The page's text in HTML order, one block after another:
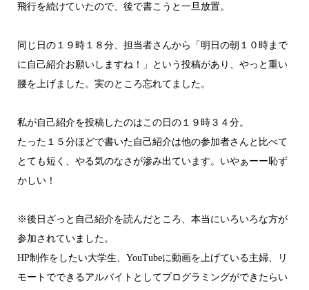
飛行を続けていたので、後で書こうと一旦放置。
同じ日の１９時１８分、担当者さんから「明日の朝１０時まで
に自己紹介お願いしますね！」という投稿があり、やっと重い
腰を上げました。実のところ忘れてました。
私が自己紹介を投稿したのはこの日の１９時３４分。
たった１５分ほどで書いた自己紹介は他の参加者さんと比べて
とても短く、やる気のなさが滲み出ています。いやぁーー恥ず
かしい！
※後日ざっと自己紹介を読んだところ、本当にいろいろな方が
参加されていました。
HP制作をしたい大学生、YouTubeに動画を上げている主婦、リ
モートでできるアルバイトとしてプログラミングができたらい